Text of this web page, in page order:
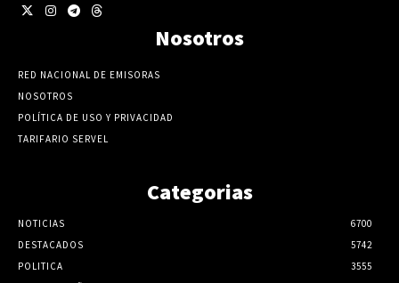
Nosotros
RED NACIONAL DE EMISORAS
NOSOTROS
POLÍTICA DE USO Y PRIVACIDAD
TARIFARIO SERVEL
Categorias
NOTICIAS
6700
DESTACADOS
5742
POLITICA
3555